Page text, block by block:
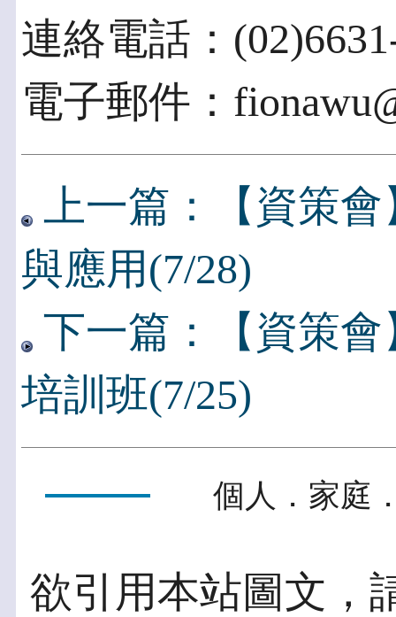
連絡電話：
電子郵件：
上一篇：【資策
與應用(7/28)
下一篇：【資策
培訓班(7/25)
個人．家庭
欲引用本站圖文，